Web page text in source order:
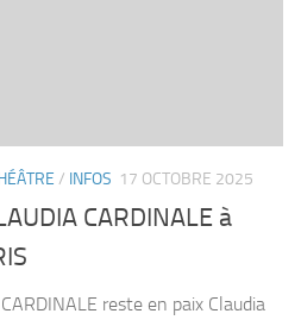
/ INFOS 17 OCTOBRE 2025
CARDINALE à
reste en paix Claudia